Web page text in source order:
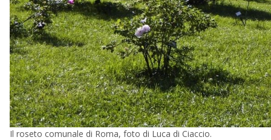
Il roseto comunale di Roma, foto di Luca di Ciaccio.